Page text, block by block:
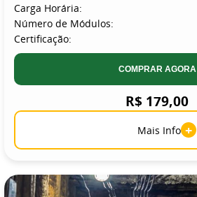
Carga Horária:
Número de Módulos:
Certificação:
COMPRAR AGORA
R$ 179,00
Mais Info +